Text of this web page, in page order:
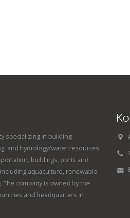
specializing in building
and hydrology/water resources
buildings, ports and
aquaculture, renewable
The company is owned by the
and headquarters in